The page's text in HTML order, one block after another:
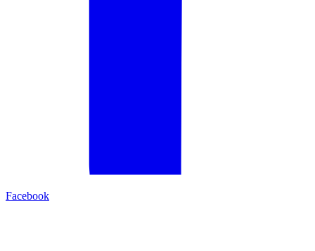
Facebook